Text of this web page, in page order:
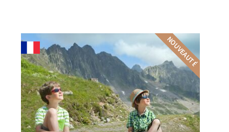
NOUVEAUTÉ